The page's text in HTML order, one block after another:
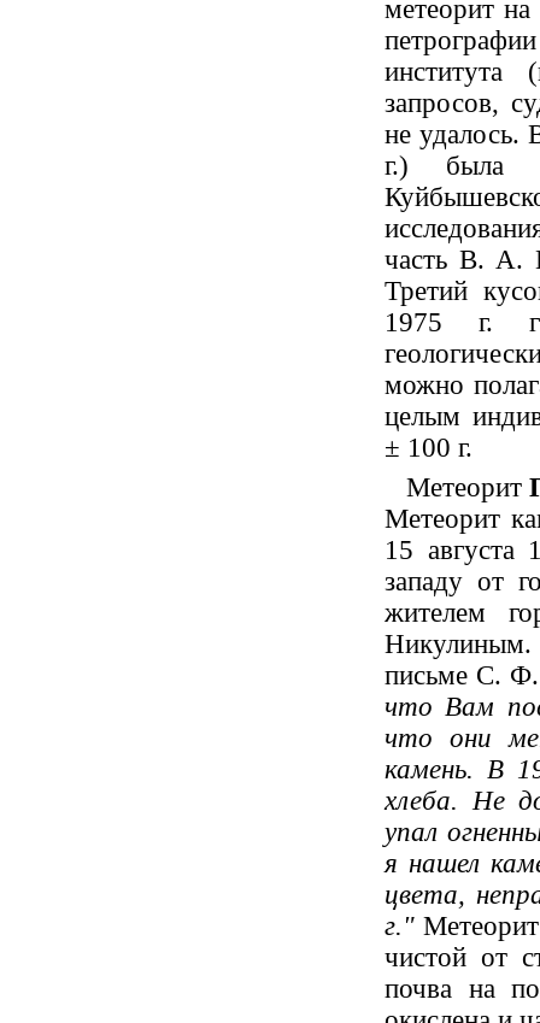
метеорит
института
запросов,
не удалось.
г.) была
часть В. А.
Третий
1975 г.
можно
целым
± 100 г.
Метеорит
Метеорит
15
западу от
жителем
письме С.
что Вам
что они
камень. В
хлеба. Не
упал
я нашел
цвета,
г."
чистой от
почва на